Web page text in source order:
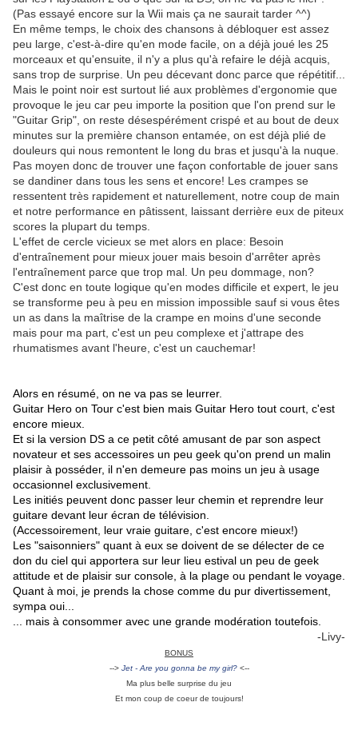
(Pas essayé encore sur la Wii mais ça ne saurait tarder ^^)
En même temps, le choix des chansons à débloquer est assez
peu large, c'est-à-dire qu'en mode facile, on a déjà joué les 25
morceaux et qu'ensuite, il n'y a plus qu'à refaire le déjà acquis,
sans trop de surprise. Un peu décevant donc parce que répétitif...
Mais le point noir est surtout lié aux problèmes d'ergonomie que
provoque le jeu car peu importe la position que l'on prend sur le
"Guitar Grip", on reste désespérément crispé et au bout de deux
minutes sur la première chanson entamée, on est déjà plié de
douleurs qui nous remontent le long du bras et jusqu'à la nuque.
Pas moyen donc de trouver une façon confortable de jouer sans
se dandiner dans tous les sens et encore! Les crampes se
ressentent très rapidement et naturellement, notre coup de main
et notre performance en pâtissent, laissant derrière eux de piteux
scores la plupart du temps.
L'effet de cercle vicieux se met alors en place: Besoin
d'entraînement pour mieux jouer mais besoin d'arrêter après
l'entraînement parce que trop mal. Un peu dommage, non?
C'est donc en toute logique qu'en modes difficile et expert, le jeu
se transforme peu à peu en mission impossible sauf si vous êtes
un as dans la maîtrise de la crampe en moins d'une seconde
mais pour ma part, c'est un peu complexe et j'attrape des
rhumatismes avant l'heure, c'est un cauchemar!
Alors en résumé, on ne va pas se leurrer.
Guitar Hero on Tour c'est bien mais Guitar Hero tout court, c'est
encore mieux.
Et si la version DS a ce petit côté amusant de par son aspect
novateur et ses accessoires un peu geek qu'on prend un malin
plaisir à posséder, il n'en demeure pas moins un jeu à usage
occasionnel exclusivement.
Les initiés peuvent donc passer leur chemin et reprendre leur
guitare devant leur écran de télévision.
(Accessoirement, leur vraie guitare, c'est encore mieux!)
Les "saisonniers" quant à eux se doivent de se délecter de ce
don du ciel qui apportera sur leur lieu estival un peu de geek
attitude et de plaisir sur console, à la plage ou pendant le voyage.
Quant à moi, je prends la chose comme du pur divertissement,
sympa oui...
... mais à consommer avec une grande modération toutefois.
-Livy-
BONUS
--> Jet - Are you gonna be my girl?<--
Ma plus belle surprise du jeu
Et mon coup de coeur de toujours!